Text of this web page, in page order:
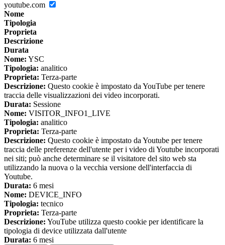
youtube.com
Nome
Tipologia
Proprieta
Descrizione
Durata
Nome: YSC
Tipologia: analitico
Proprieta: Terza-parte
Descrizione: Questo cookie è impostato da YouTube per tenere
traccia delle visualizzazioni dei video incorporati.
Durata: Sessione
Nome: VISITOR_INFO1_LIVE
Tipologia: analitico
Proprieta: Terza-parte
Descrizione: Questo cookie è impostato da Youtube per tenere
traccia delle preferenze dell'utente per i video di Youtube incorporati
nei siti; può anche determinare se il visitatore del sito web sta
utilizzando la nuova o la vecchia versione dell'interfaccia di
Youtube.
Durata: 6 mesi
Nome: DEVICE_INFO
Tipologia: tecnico
Proprieta: Terza-parte
Descrizione: YouTube utilizza questo cookie per identificare la
tipologia di device utilizzata dall'utente
Durata: 6 mesi